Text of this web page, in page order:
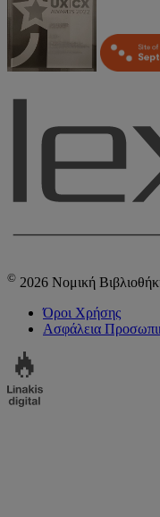
© 2026 Νομική
Όροι Χρήσης
Ασφάλεια